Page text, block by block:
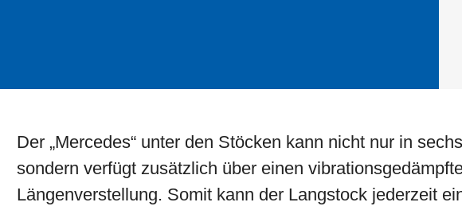
Der „Mercedes“ unter den Stöcken kann nicht nur in
sondern verfügt zusätzlich über einen
Längenverstellung. Somit kann der Langstock jederzeit